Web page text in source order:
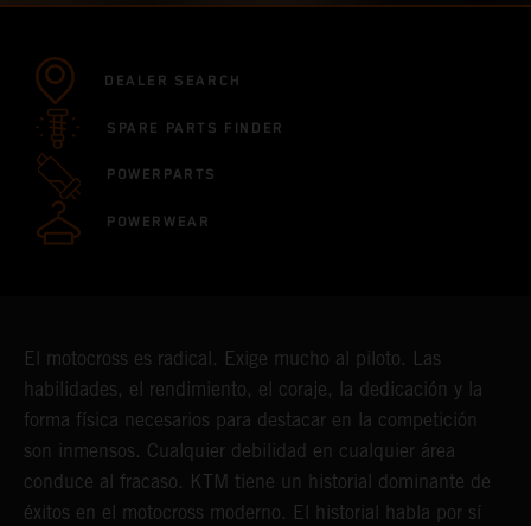
DEALER SEARCH
SPARE PARTS FINDER
POWERPARTS
POWERWEAR
El motocross es radical. Exige mucho al piloto. Las
habilidades, el rendimiento, el coraje, la dedicación y la
forma física necesarios para destacar en la competición
son inmensos. Cualquier debilidad en cualquier área
conduce al fracaso. KTM tiene un historial dominante de
éxitos en el motocross moderno. El historial habla por sí